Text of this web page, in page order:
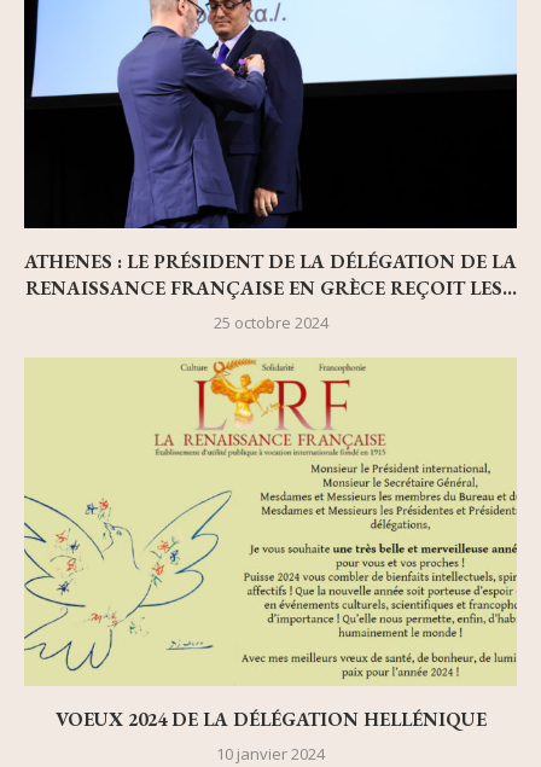
ATHENES : LE PRÉSIDENT DE LA DÉLÉGATION DE LA
RENAISSANCE FRANÇAISE EN GRÈCE REÇOIT LES...
25 octobre 2024
VOEUX 2024 DE LA DÉLÉGATION HELLÉNIQUE
10 janvier 2024